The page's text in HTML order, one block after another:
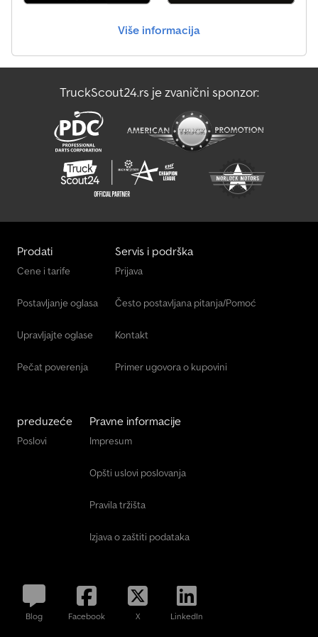
Man Tgl 12
Volvo Fh 12
Volvo Fm 12
Više informacija
TruckScout24.rs je zvanični sponzor:
Prodati
Cene i tarife
Postavljanje oglasa
Upravljajte oglase
Pečat poverenja
Servis i podrška
Prijava
Često postavljana pitanja/Pomoć
Kontakt
Primer ugovora o kupovini
preduzeće
Poslovi
Pravne informacije
Impresum
Opšti uslovi poslovanja
Pravila tržišta
Izjava o zaštiti podataka
Blog Facebook X LinkedIn